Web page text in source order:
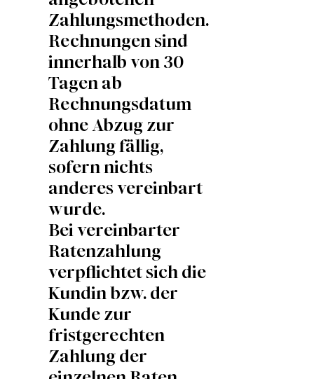
Zahlungsmethoden.
Rechnungen sind
innerhalb von 30
Tagen ab
Rechnungsdatum
ohne Abzug zur
Zahlung fällig,
sofern nichts
anderes vereinbart
wurde.
Bei vereinbarter
Ratenzahlung
verpflichtet sich die
Kundin bzw. der
Kunde zur
fristgerechten
Zahlung der